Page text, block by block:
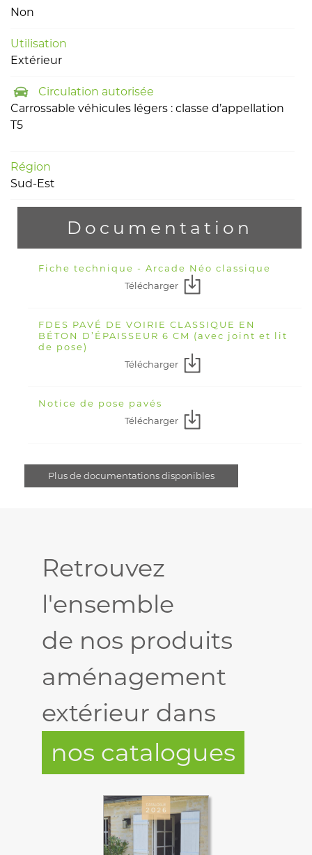
Non
Utilisation
Extérieur
Circulation autorisée
Carrossable véhicules légers : classe d’appellation
T5
Région
Sud-Est
Documentation
Fiche technique - Arcade Néo classique
Télécharger
FDES PAVÉ DE VOIRIE CLASSIQUE EN
BÉTON D’ÉPAISSEUR 6 CM (avec joint et lit
de pose)
Télécharger
Notice de pose pavés
Télécharger
Plus de documentations disponibles
Retrouvez
l'ensemble
de nos produits
aménagement
extérieur dans
nos catalogues